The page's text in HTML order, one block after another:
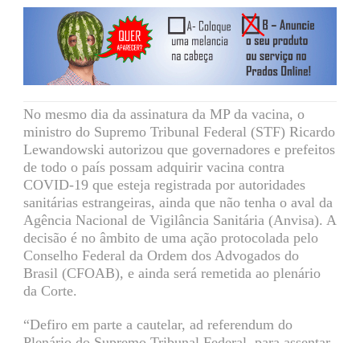
No mesmo dia da assinatura da MP da vacina, o
ministro do Supremo Tribunal Federal (STF) Ricardo
Lewandowski autorizou que governadores e prefeitos
de todo o país possam adquirir vacina contra
COVID-19 que esteja registrada por autoridades
sanitárias estrangeiras, ainda que não tenha o aval da
Agência Nacional de Vigilância Sanitária (Anvisa). A
decisão é no âmbito de uma ação protocolada pelo
Conselho Federal da Ordem dos Advogados do
Brasil (CFOAB), e ainda será remetida ao plenário
da Corte.
“Defiro em parte a cautelar, ad referendum do